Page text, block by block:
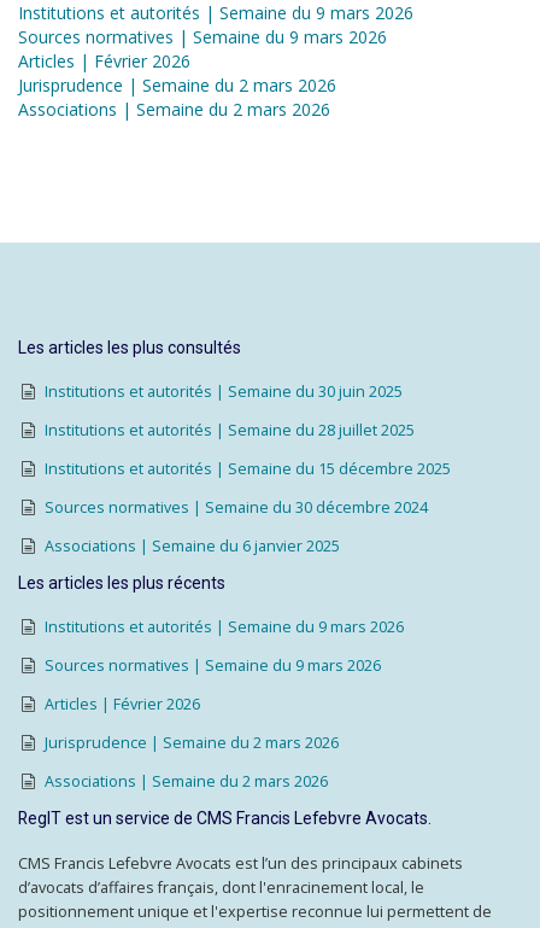
Institutions et autorités | Semaine du 9 mars 2026
Sources normatives | Semaine du 9 mars 2026
Articles | Février 2026
Jurisprudence | Semaine du 2 mars 2026
Associations | Semaine du 2 mars 2026
Les articles les plus consultés
Institutions et autorités | Semaine du 30 juin 2025
Institutions et autorités | Semaine du 28 juillet 2025
Institutions et autorités | Semaine du 15 décembre 2025
Sources normatives | Semaine du 30 décembre 2024
Associations | Semaine du 6 janvier 2025
Les articles les plus récents
Institutions et autorités | Semaine du 9 mars 2026
Sources normatives | Semaine du 9 mars 2026
Articles | Février 2026
Jurisprudence | Semaine du 2 mars 2026
Associations | Semaine du 2 mars 2026
RegIT est un service de CMS Francis Lefebvre Avocats.
CMS Francis Lefebvre Avocats est l’un des principaux cabinets
d’avocats d’affaires français, dont l'enracinement local, le
positionnement unique et l'expertise reconnue lui permettent de